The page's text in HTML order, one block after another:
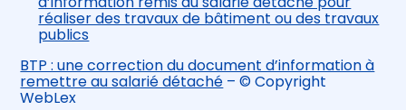
réaliser des travaux de bâtiment ou des travaux
publics
BTP : une correction du document d’information à
remettre au salarié détaché – © Copyright
WebLex